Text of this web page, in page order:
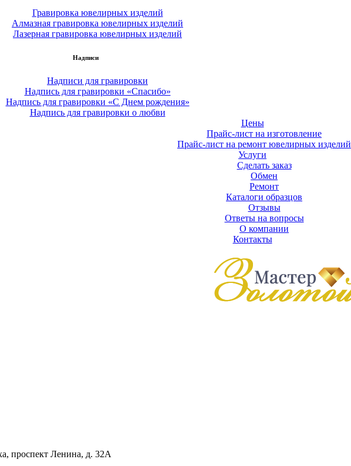
Гравировка ювелирных изделий
Алмазная гравировка ювелирных изделий
Лазерная гравировка ювелирных изделий
Надписи
Надписи для гравировки
Надпись для гравировки «Спасибо»
Надпись для гравировки «С Днем рождения»
Надпись для гравировки о любви
Цены
Прайс-лист на изготовление
Прайс-лист на ремонт ювелирных изделий
Услуги
Сделать заказ
Обмен
Ремонт
Каталоги образцов
Отзывы
Ответы на вопросы
О компании
Контакты
проспект Ленина, д. 32А